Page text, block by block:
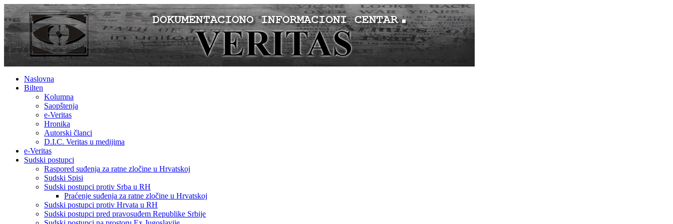
Naslovna
Bilten
Kolumna
Saopštenja
e-Veritas
Hronika
Autorski članci
D.I.C. Veritas u medijima
e-Veritas
Sudski postupci
Raspored suđenja za ratne zločine u Hrvatskoj
Sudski Spisi
Sudski postupci protiv Srba u RH
Praćenje suđenja za ratne zločine u Hrvatskoj
Sudski postupci protiv Hrvata u RH
Sudski postupci pred pravosuđem Republike Srbije